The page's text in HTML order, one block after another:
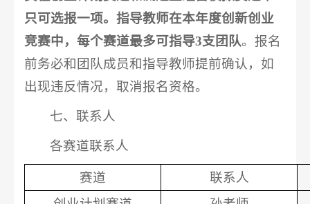
只可选报一项。指导教师在本年度创新创业
竞赛中，每个赛道最多可指导3支团队。报名
前务必和团队成员和指导教师提前确认，如
出现违反情况，取消报名资格。
七、联系人
各赛道联系人
赛道
联系人